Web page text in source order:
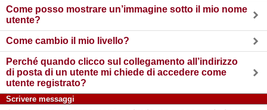
Come posso mostrare un’immagine sotto il mio nome
utente?
Come cambio il mio livello?
Perché quando clicco sul collegamento all’indirizzo
di posta di un utente mi chiede di accedere come
utente registrato?
Scrivere messaggi